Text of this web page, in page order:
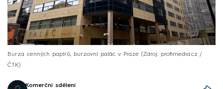
Burza cenných papírů, burzovní palác v Praze
Zdroj: profimedia.cz /
ČTK
Komerční sdělení